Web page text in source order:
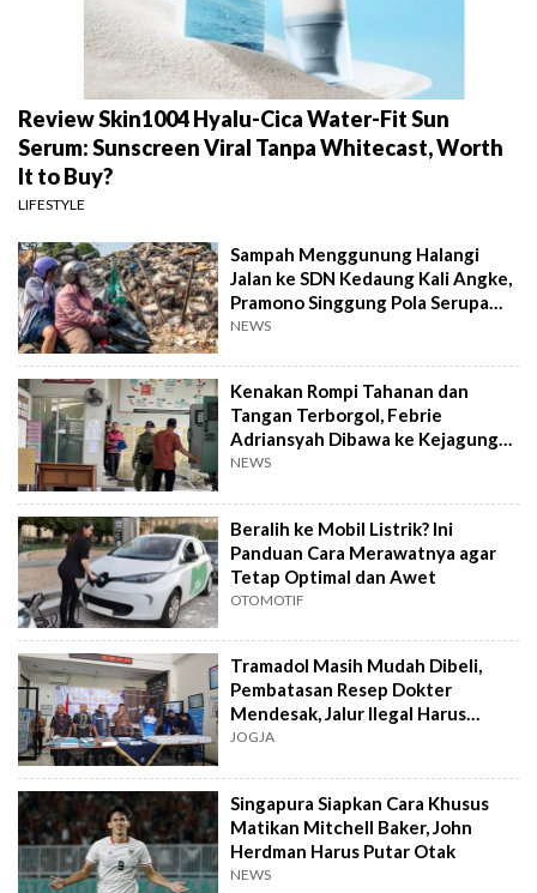
Review Skin1004 Hyalu-Cica Water-Fit Sun
Serum: Sunscreen Viral Tanpa Whitecast, Worth
It to Buy?
LIFESTYLE
Sampah Menggunung Halangi
Jalan ke SDN Kedaung Kali Angke,
Pramono Singgung Pola Serupa
Kramat Jati
NEWS
Kenakan Rompi Tahanan dan
Tangan Terborgol, Febrie
Adriansyah Dibawa ke Kejagung
untuk Diperiksa
NEWS
Beralih ke Mobil Listrik? Ini
Panduan Cara Merawatnya agar
Tetap Optimal dan Awet
OTOMOTIF
Tramadol Masih Mudah Dibeli,
Pembatasan Resep Dokter
Mendesak, Jalur Ilegal Harus
Distop
JOGJA
Singapura Siapkan Cara Khusus
Matikan Mitchell Baker, John
Herdman Harus Putar Otak
NEWS